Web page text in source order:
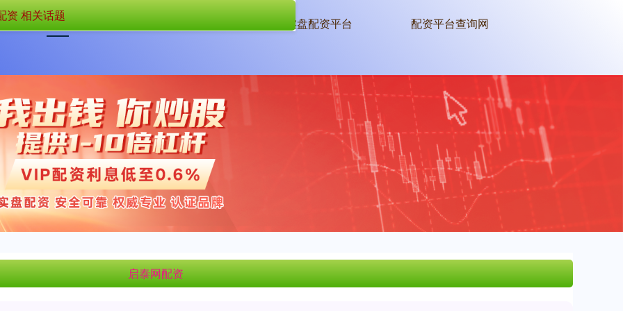
首页 启泰网配资 十大正规实盘配资平台 配资平台查询网
启泰网配资
资 相关话题